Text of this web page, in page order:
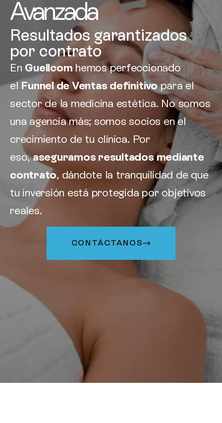
Avanzada
Resultados garantizados
por contrato
En Guellcom hemos perfeccionado
el Funnel de Ventas definitivopara el
sector de la medicina estética. No somos
una agencia más; somos socios en el
crecimiento de tu clínica. Por
eso,aseguramos resultados mediante
contrato, dándote la tranquilidad de que
tu inversión está protegida por objetivos
reales.
CONTÁCTANOS